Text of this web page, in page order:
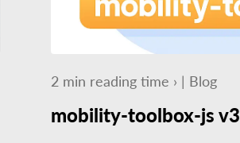
2 min reading time › | Blog
mobility-toolbox-js v3